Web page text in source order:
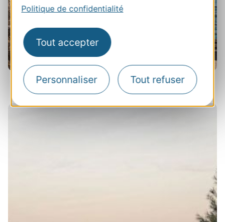
Politique de confidentialité
Tout accepter
Personnaliser Tout refuser